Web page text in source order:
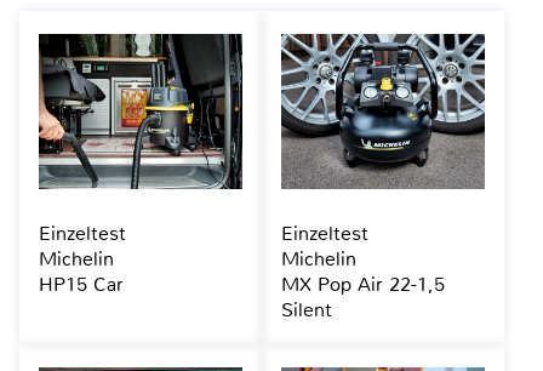
Einzeltest
Michelin
HP15 Car
Einzeltest
Michelin
MX Pop Air 22-1,5
Silent